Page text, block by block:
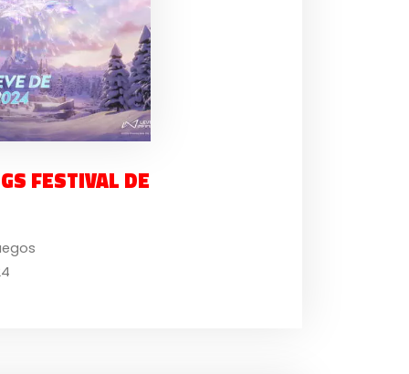
FESTIVAL DE